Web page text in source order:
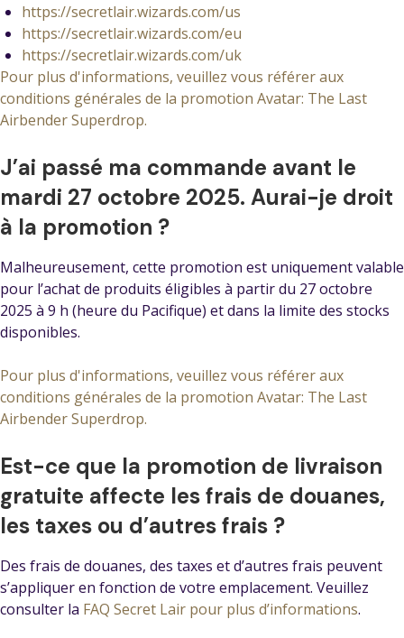
https://secretlair.wizards.com/us
https://secretlair.wizards.com/eu
https://secretlair.wizards.com/uk
Pour plus d'informations, veuillez vous référer aux
conditions générales de la promotion Avatar: The Last
Airbender Superdrop.
J’ai passé ma commande avant le
mardi 27 octobre 2025. Aurai-je droit
à la promotion ?
Malheureusement, cette promotion est uniquement valable
pour l’achat de produits éligibles à partir du 27 octobre
2025 à 9 h (heure du Pacifique) et dans la limite des stocks
disponibles.
Pour plus d'informations, veuillez vous référer aux
conditions générales de la promotion Avatar: The Last
Airbender Superdrop.
Est-ce que la promotion de livraison
gratuite affecte les frais de douanes,
les taxes ou d’autres frais ?
Des frais de douanes, des taxes et d’autres frais peuvent
s’appliquer en fonction de votre emplacement. Veuillez
consulter la FAQ Secret Lair pour plus d’informations.